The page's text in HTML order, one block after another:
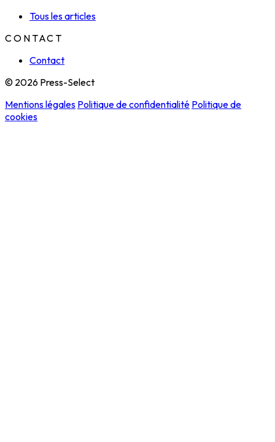
Tous les articles
CONTACT
Contact
© 2026 Press-Select
Mentions légales Politique de confidentialité Politique de
cookies